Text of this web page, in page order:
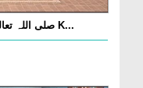
Taranay Mustafa صلی اللہ تعالیٰ علیہ وآلہ وسلم K...